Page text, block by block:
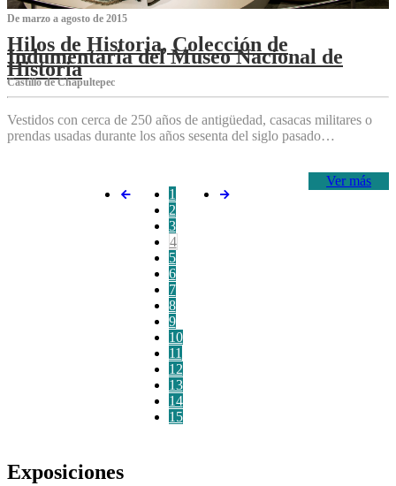
De marzo a agosto de 2015
Hilos de Historia, Colección de
Indumentaria del Museo Nacional de
Historia
Castillo de Chapultepec
Vestidos con cerca de 250 años de antigüedad, casacas militares o
prendas usadas durante los años sesenta del siglo pasado…
Ver más
1
2
3
4
5
6
7
8
9
10
11
12
13
14
15
Exposiciones